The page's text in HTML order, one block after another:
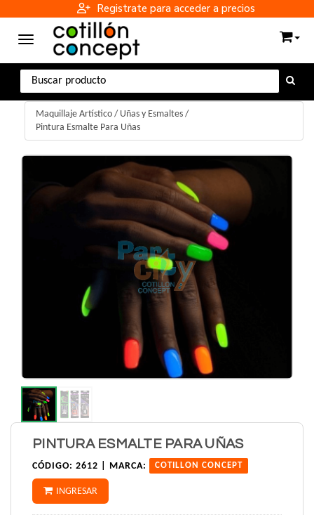
Registrate para acceder a precios
Toggle navigation
Maquillaje Artístico / Uñas y Esmaltes /
Pintura Esmalte Para Uñas
PINTURA ESMALTE PARA UÑAS
CÓDIGO: 2612 | MARCA: COTILLON CONCEPT
INGRESAR